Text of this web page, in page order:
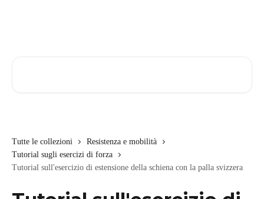
Tutte le collezioni
Resistenza e mobilità
Tutorial sugli esercizi di forza
Tutorial sull'esercizio di estensione della schiena con la palla svizzera